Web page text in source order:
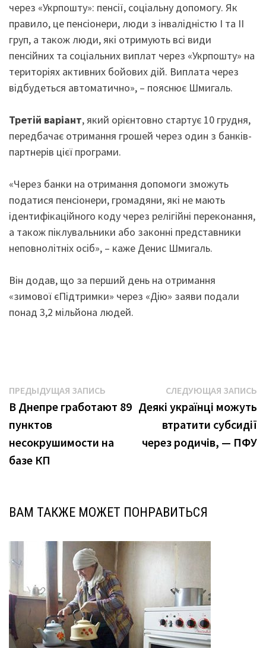
через «Укрпошту»: пенсії, соціальну допомогу. Як
правило, це пенсіонери, люди з інвалідністю І та II
груп, а також люди, які отримують всі види
пенсійних та соціальних виплат через «Укрпошту» на
територіях активних бойових дій. Виплата через
відбудеться автоматично», – пояснює Шмигаль.
Третій варіант, який орієнтовно стартує 10 грудня,
передбачає отримання грошей через один з банків-
партнерів цієї програми.
«Через банки на отримання допомоги зможуть
податися пенсіонери, громадяни, які не мають
ідентифікаційного коду через релігійні переконання,
а також піклувальники або законні представники
неповнолітніх осіб», – каже Денис Шмигаль.
Він додав, що за перший день на отримання
«зимової єПідтримки» через «Дію» заяви подали
понад 3,2 мільйона людей.
Навигация
по
записям
ПРЕДЫДУЩАЯ ЗАПИСЬ
запись:
В Днепре гработают 89
пунктов
несокрушимости на
базе КП
СЛЕДУЮЩАЯ ЗАПИСЬ
Деякі українці можуть
втратити субсидії
через родичів, — ПФУ
ВАМ ТАКЖЕ МОЖЕТ ПОНРАВИТЬСЯ